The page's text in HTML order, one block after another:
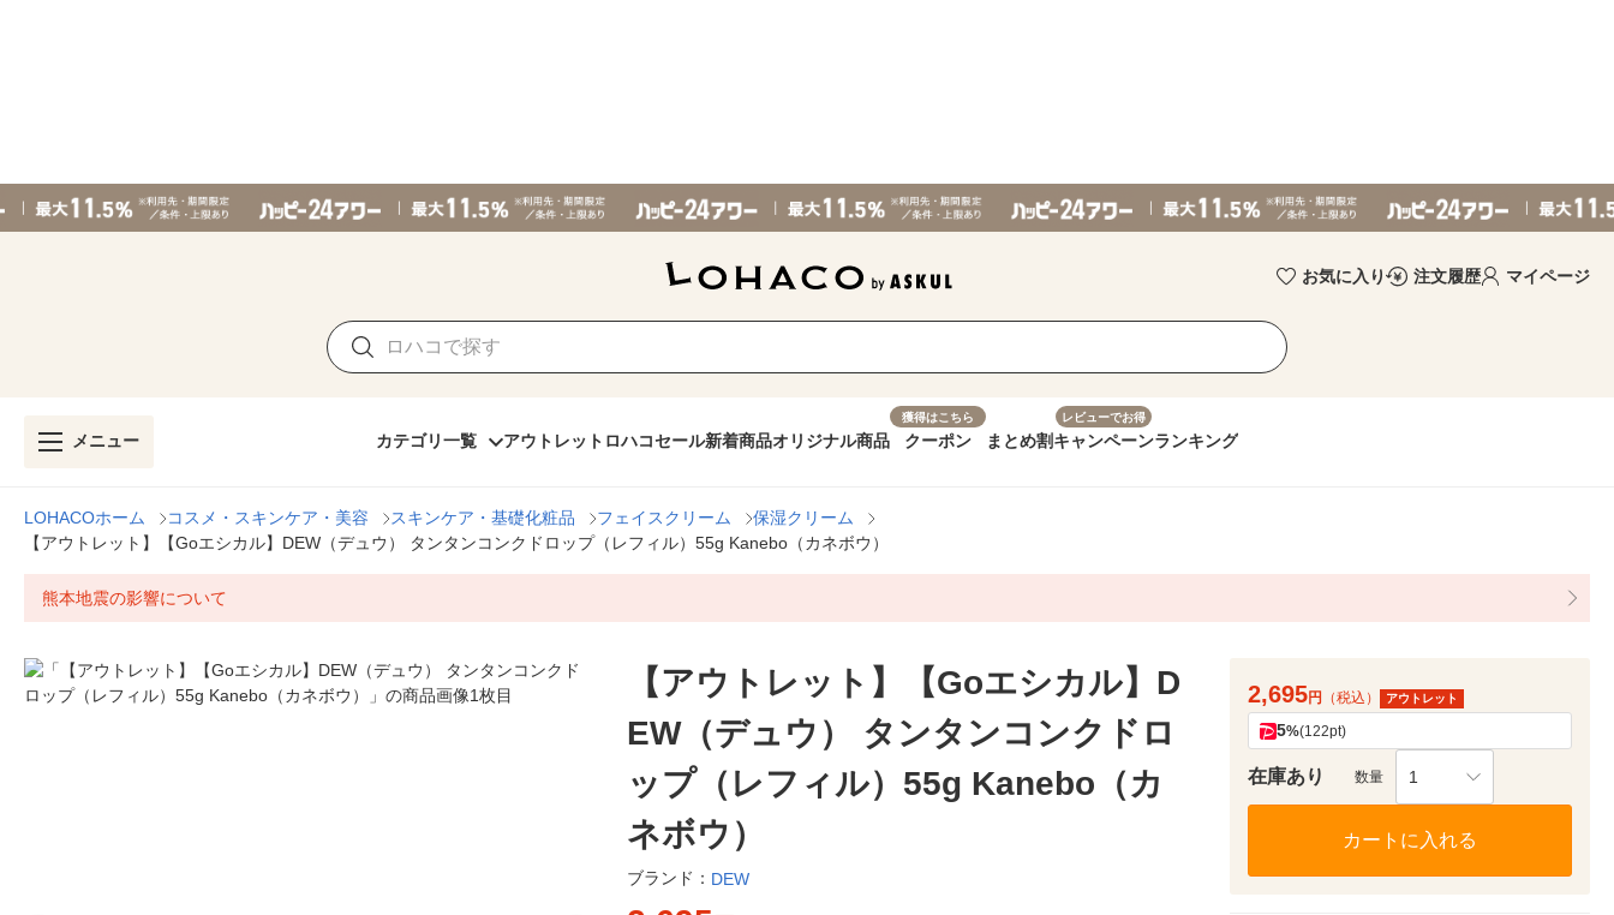
お気に入り 注文履歴 マイページ
メニュー カテゴリ一覧 アウトレット ロハコセール新着商品オリジナル商品
獲得はこちら
クーポン まとめ割
レビューでお得
キャンペーンランキング
LOHACOホーム コスメ・スキンケア・美容 スキンケア・基礎化粧品 フェイスクリーム
保湿クリーム
【アウトレット】【Goエシカル】DEW（デュウ） タンタンコンクドロップ（レフィル）55g Kanebo（カネボウ）
熊本地震の影響について
【アウトレット】【Goエシカル】D
EW（デュウ） タンタンコンクドロ
ップ（レフィル）55g Kanebo（カ
ネボウ）
ブランド： DEW
2,695円 （税込） アウトレット
5%(122pt)
在庫あり 数量 1
カートに入れる